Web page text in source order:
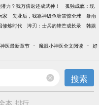
力？我万倍返还成武神！
孤独成瘾：现
家 失业后，我靠神级鱼塘震惊全球
暴雨
修炼时代 淬刃：士兵的锋芒成长录
韩娱
医最新章节 - 魔眼小神医全文阅读 - 好
搜索
本 排行